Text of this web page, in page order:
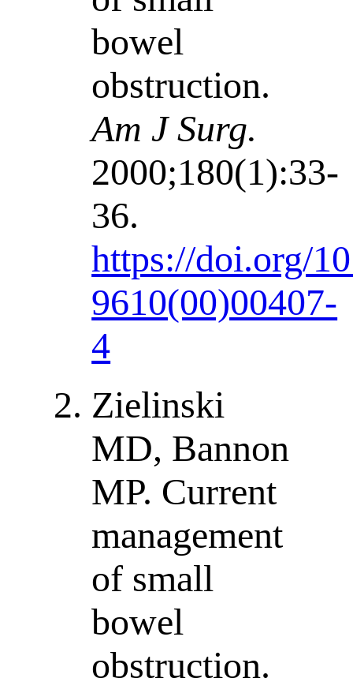
bowel
obstruction.
Am J Surg.
2000;180(1):33-
36.
https://doi.org/
9610(00)00407-
4
Zielinski
MD, Bannon
MP. Current
management
of small
bowel
obstruction.